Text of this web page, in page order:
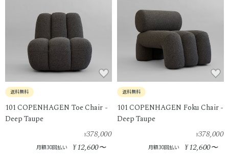
送料無料
101 COPENHAGEN Toe Chair -
Deep Taupe
¥378,000
月額30回払い ¥12,600〜
送料無料
101 COPENHAGEN Foku Chair -
Deep Taupe
¥378,000
月額30回払い ¥12,600〜